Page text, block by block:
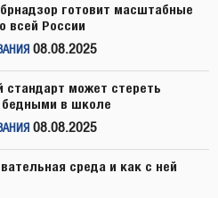
готовит масштабные
всей России
08.08.2025
может стереть
в школе
08.08.2025
среда и как с ней